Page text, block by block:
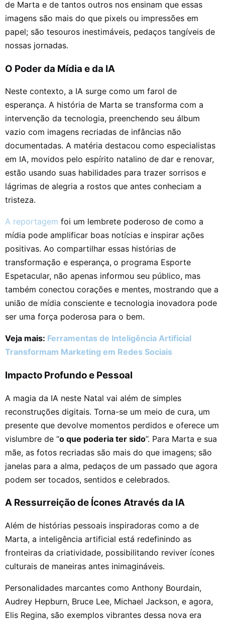
de Marta e de tantos outros nos ensinam que essas
imagens são mais do que pixels ou impressões em
papel; são tesouros inestimáveis, pedaços tangíveis de
nossas jornadas.
O Poder da Mídia e da IA
Neste contexto, a IA surge como um farol de
esperança. A história de Marta se transforma com a
intervenção da tecnologia, preenchendo seu álbum
vazio com imagens recriadas de infâncias não
documentadas. A matéria destacou como especialistas
em IA, movidos pelo espírito natalino de dar e renovar,
estão usando suas habilidades para trazer sorrisos e
lágrimas de alegria a rostos que antes conheciam a
tristeza.
A reportagem foi um lembrete poderoso de como a
mídia pode amplificar boas notícias e inspirar ações
positivas. Ao compartilhar essas histórias de
transformação e esperança, o programa Esporte
Espetacular, não apenas informou seu público, mas
também conectou corações e mentes, mostrando que a
união de mídia consciente e tecnologia inovadora pode
ser uma força poderosa para o bem.
Veja mais: Ferramentas de Inteligência Artificial
Transformam Marketing em Redes Sociais
Impacto Profundo e Pessoal
A magia da IA neste Natal vai além de simples
reconstruções digitais. Torna-se um meio de cura, um
presente que devolve momentos perdidos e oferece um
vislumbre de “o que poderia ter sido”. Para Marta e sua
mãe, as fotos recriadas são mais do que imagens; são
janelas para a alma, pedaços de um passado que agora
podem ser tocados, sentidos e celebrados.
A Ressurreição de Ícones Através da IA
Além de histórias pessoais inspiradoras como a de
Marta, a inteligência artificial está redefinindo as
fronteiras da criatividade, possibilitando reviver ícones
culturais de maneiras antes inimagináveis.
Personalidades marcantes como Anthony Bourdain,
Audrey Hepburn, Bruce Lee, Michael Jackson, e agora,
Elis Regina, são exemplos vibrantes dessa nova era